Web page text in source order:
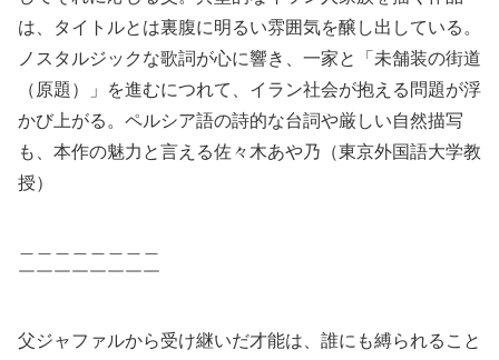
は、タイトルとは裏腹に明るい雰囲気を醸し出している。
ノスタルジックな歌詞が心に響き、一家と「未舗装の街道
（原題）」を進むにつれて、イラン社会が抱える問題が浮
かび上がる。ペルシア語の詩的な台詞や厳しい自然描写
も、本作の魅力と言える佐々木あや乃（東京外国語大学教
授）
￣￣￣￣￣￣￣￣
父ジャファルから受け継いだ才能は、誰にも縛られること